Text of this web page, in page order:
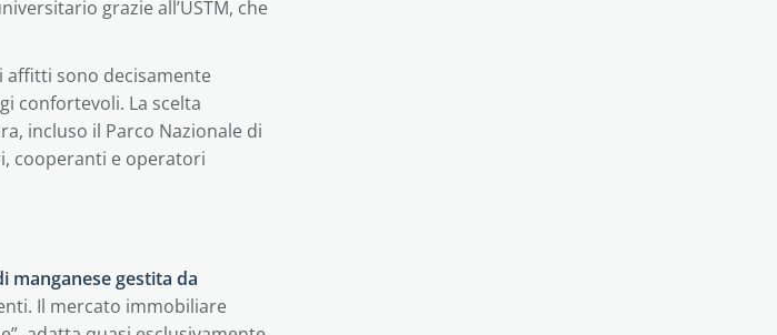
grazie all’USTM, che
affitti sono decisamente
confortevoli. La scelta
incluso il Parco Nazionale di
cooperanti e operatori
manganese gestita da
Il mercato immobiliare